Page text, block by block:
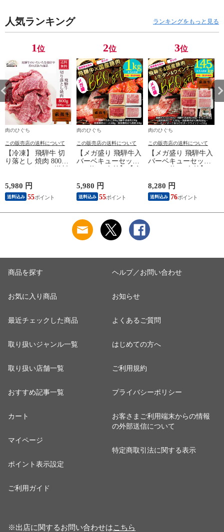
BBQ 詰め合わせ
人気ランキング ランキングをもっと見る
1位
肉のひぐち
この販売店の送料について
【冷凍】 飛騨牛 切
り落とし 焼肉 800g
(400g×2パック) 送料
訳アリ 訳あり わけ
あり 肉 おうち焼き
肉 黒毛和牛 お試し
5,980 円
送料込み 55
2位
肉のひぐち
この販売店の送料について
【メガ盛り 飛騨牛入
バーベキューセット
1kg 約4-5人前】【冷
肉 焼き肉セット 送
料無料 バーベキュー
BBQ 焼肉 焼き肉 和
5,980 円
送料込み 55
3位
肉のひぐち
この販売店の送料について
【メガ盛り 飛騨牛入
バーベキューセット
1.45kg 約4-5人前】
飛騨牛＆国産豚肉＆
牛タン ＆ウインナー
1.45㎏ バーベキュー
BBQ 詰め合わせ
8,280 円
送料込み 76
商品を探す
お気に入り商品
最近チェックした商品
取り扱いジャンル一覧
取り扱い店舗一覧
おすすめ記事一覧
カート
マイページ
ポイント表示設定
ご利用ガイド
ヘルプ／お問い合わせ
お知らせ
よくあるご質問
はじめての方へ
ご利用規約
プライバシーポリシー
お客さまご利用端末からの情報
の外部送信について
特定商取引法に関する表示
※出店に関するお問い合わせはこちら